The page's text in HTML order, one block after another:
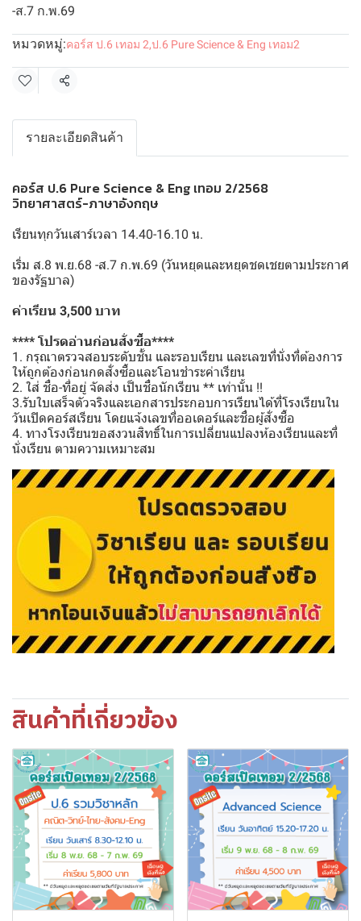
-ส.7 ก.พ.69
หมวดหมู่:คอร์ส ป.6 เทอม 2,ป.6 Pure Science & Eng เทอม2
แชร์
รายละเอียดสินค้า
คอร์ส ป.6 Pure Science & Eng เทอม 2/2568
วิทยาศาสตร์-ภาษาอังกฤษ
เรียนทุกวันเสาร์เวลา 14.40-16.10 น.
เริ่ม ส.8 พ.ย.68 -ส.7 ก.พ.69 (วันหยุดและหยุดชดเชยตามประกาศ
ของรัฐบาล)
ค่าเรียน 3,500 บาท
**** โปรดอ่านก่อนสั่งซื้อ****
1. กรุณาตรวจสอบระดับชั้น และรอบเรียน และเลขที่นั่งที่ต้องการ
ให้ถูกต้องก่อนกดสั่งซื้อและโอนชำระค่าเรียน
2. ใส่ ชื่อ-ที่อยู่ จัดส่ง เป็นชื่อนักเรียน ** เท่านั้น !!
3.รับใบเสร็จตัวจริงและเอกสารประกอบการเรียนได้ที่โรงเรียนใน
วันเปิดคอร์สเรียน โดยแจ้งเลขที่ออเดอร์และชื่อผู้สั่งซื้อ
4. ทางโรงเรียนขอสงวนสิทธิ์ในการเปลี่ยนแปลงห้องเรียนและที่
นั่งเรียน ตามความเหมาะสม
สินค้าที่เกี่ยวข้อง